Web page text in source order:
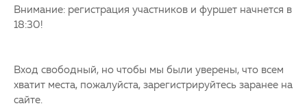
Внимание: регистрация участников и фуршет начнется в
18:30!
Вход свободный, но чтобы мы были уверены, что всем
хватит места, пожалуйста, зарегистрируйтесь заранее на
сайте.